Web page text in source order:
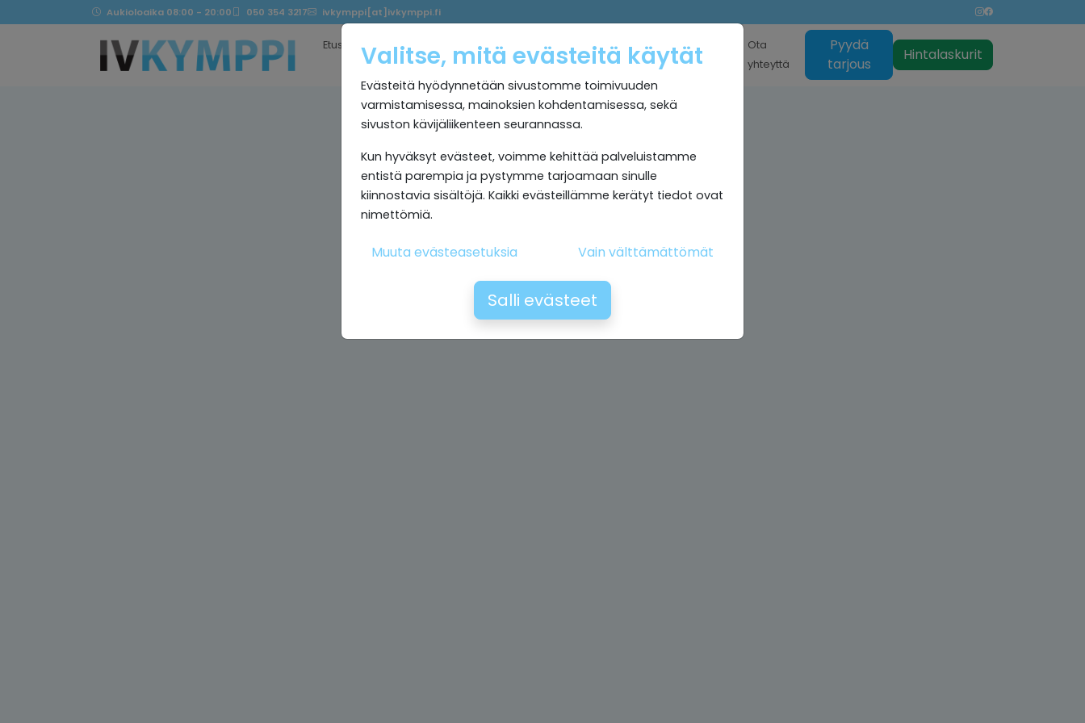
Aukioloaika 08:00 - 20:00 050 354 3217 ivkymppi[at]ivkymppi.fi
Etusivu Palvelumme
Ultrapuhdas
sisäilma
Kymppi
Kokemuksia Rekrytointi
Ota
yhteyttä
Pyydä
tarjous
Hintalaskurit
Valitse, mitä evästeitä käytät
Evästeitä hyödynnetään sivustomme toimivuuden
varmistamisessa, mainoksien kohdentamisessa, sekä
sivuston kävijäliikenteen seurannassa.
Kun hyväksyt evästeet, voimme kehittää palveluistamme
entistä parempia ja pystymme tarjoamaan sinulle
kiinnostavia sisältöjä. Kaikki evästeillämme kerätyt tiedot ovat
nimettömiä.
Muuta evästeasetuksia Vain välttämättömät
Salli evästeet